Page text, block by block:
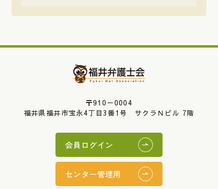
〒910－0004
福井県福井市宝永4丁目3番1号 サクラＮビル 7階
会員ログイン
センター管理用